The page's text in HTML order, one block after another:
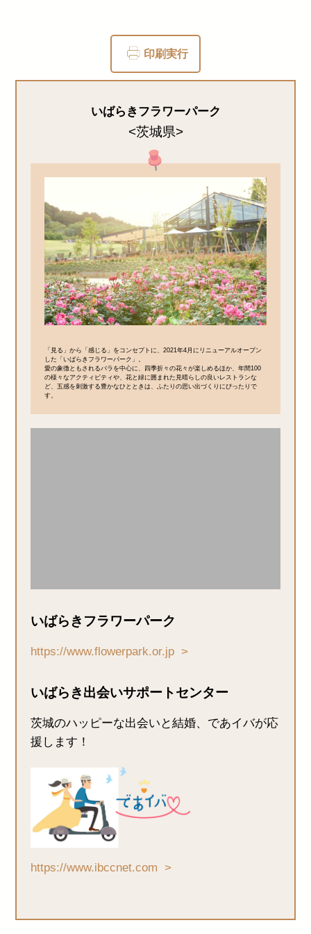
印刷実行
いばらきフラワーパーク
<茨城県>
「見る」から「感じる」をコンセプトに、2021年4月にリニューアルオープン
した「いばらきフラワーパーク」。
愛の象徴ともされるバラを中心に、四季折々の花々が楽しめるほか、年間100
の様々なアクティビティや、花と緑に囲まれた見晴らしの良いレストランな
ど、五感を刺激する豊かなひとときは、ふたりの思い出づくりにぴったりで
す。
いばらきフラワーパーク
https://www.flowerpark.or.jp
いばらき出会いサポートセンター
茨城のハッピーな出会いと結婚、であイバが応
援します！
https://www.ibccnet.com